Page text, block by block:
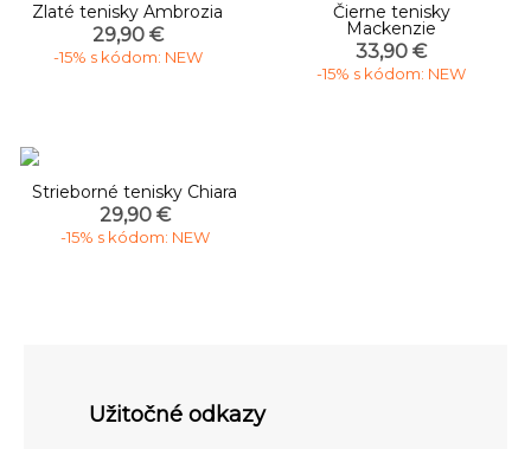
Zlaté tenisky Ambrozia
29,90 €
-15% s kódom: NEW
Čierne tenisky
Mackenzie
33,90 €
-15% s kódom: NEW
Strieborné tenisky Chiara
29,90 €
-15% s kódom: NEW
Užitočné odkazy